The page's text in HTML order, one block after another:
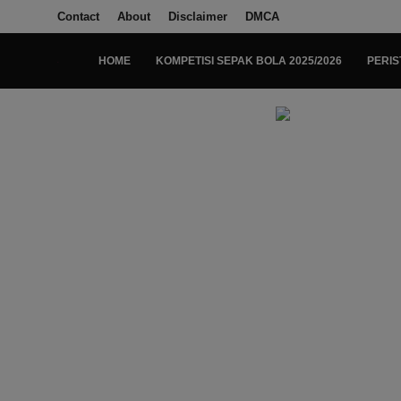
Contact About Disclaimer DMCA
HOME KOMPETISI SEPAK BOLA 2025/2026